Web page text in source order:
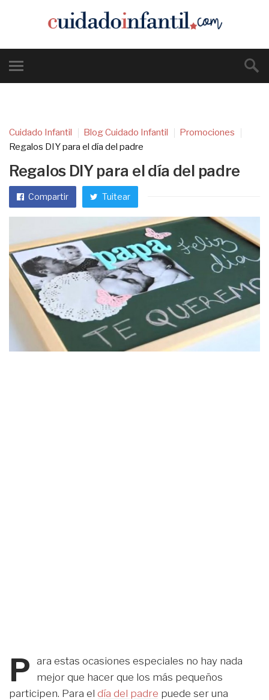
Cuidado Infantil Blog Cuidado Infantil
Promociones
Regalos DIY para el día del padre
Regalos DIY para el día del padre
Compartir Tuitear
P
ara estas ocasiones especiales no hay nada
mejor que hacer que los más pequeños
participen. Para el día del padre puede ser una